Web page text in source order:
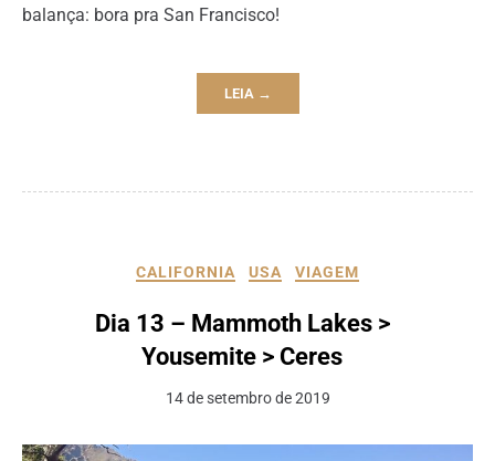
balança: bora pra San Francisco!
LEIA →
CALIFORNIA USA VIAGEM
Dia 13 – Mammoth Lakes >
Yousemite > Ceres
14 de setembro de 2019